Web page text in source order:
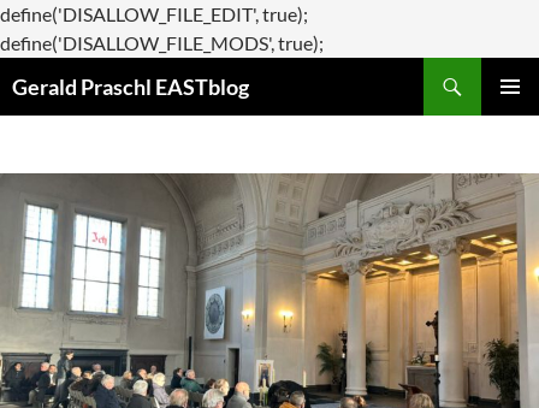
define('DISALLOW_FILE_EDIT', true);
define('DISALLOW_FILE_MODS', true);
Gerald Praschl EASTblog